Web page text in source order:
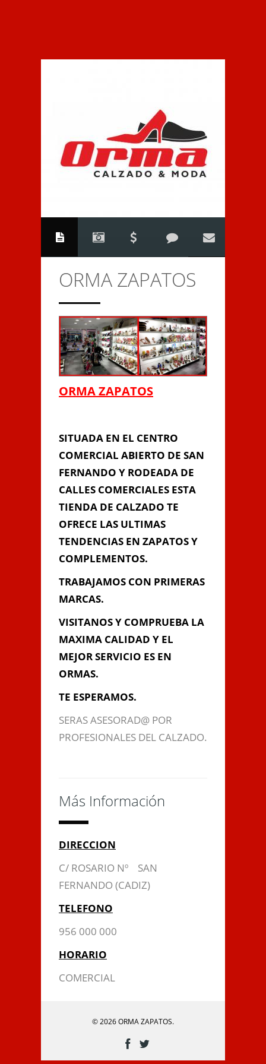
ORMA ZAPATOS
ORMA ZAPATOS
SITUADA EN EL CENTRO
COMERCIAL ABIERTO DE SAN
FERNANDO Y RODEADA DE
CALLES COMERCIALES ESTA
TIENDA DE CALZADO TE
OFRECE LAS ULTIMAS
TENDENCIAS EN ZAPATOS Y
COMPLEMENTOS.
TRABAJAMOS CON PRIMERAS
MARCAS.
VISITANOS Y COMPRUEBA LA
MAXIMA CALIDAD Y EL
MEJOR SERVICIO ES EN
ORMAS.
TE ESPERAMOS.
SERAS ASESORAD@ POR
PROFESIONALES DEL CALZADO.
Más Información
DIRECCION
C/ ROSARIO Nº SAN
FERNANDO (CADIZ)
TELEFONO
956 000 000
HORARIO
COMERCIAL
CONTACTO
Anterior/Siguiente página
This page can't load Google
Maps correctly.
Información de
Contacto
C/ ROSARIO Nº SAN
FERNANDO (CADIZ), San Fernando,
Cádiz
956 000 000
Contacta con Nosotros
Enviar Mensaje
© 2026 ORMA ZAPATOS.